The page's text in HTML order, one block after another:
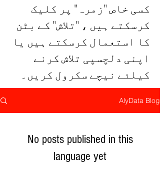
کسی خاص "زمرہ" پر کلیک
کرسکتے ہیں ، "تلاش" کے بٹن
کا استعمال کرسکتے ہیں یا
اپنی دلچسپی تلاش کرنے
کیلئے نیچے سکرول کریں۔
AlyData Blog
No posts published in this
language yet